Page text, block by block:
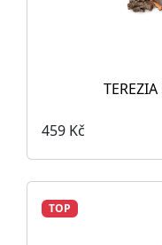
459 Kč
TOP